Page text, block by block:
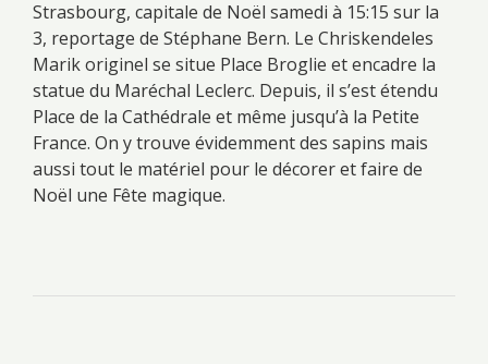
Strasbourg, capitale de Noël samedi à 15:15 sur la
3, reportage de Stéphane Bern. Le Chriskendeles
Marik originel se situe Place Broglie et encadre la
statue du Maréchal Leclerc. Depuis, il s’est étendu
Place de la Cathédrale et même jusqu’à la Petite
France. On y trouve évidemment des sapins mais
aussi tout le matériel pour le décorer et faire de
Noël une Fête magique.